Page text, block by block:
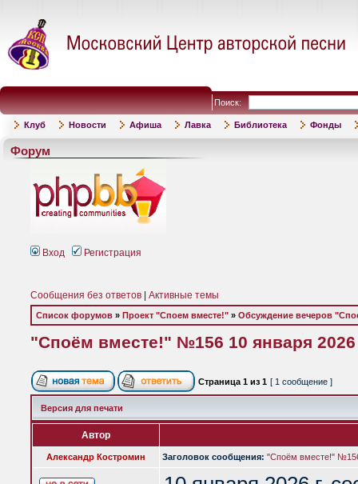
Поиск:
Клуб Новости Афиша Лавка Библиотека Фонды
Форум
Вход Регистрация
Сообщения без ответов Активные темы
Список форумов » Проект "Споем вместе!" » Обсуждение вечеров
"Споём вместе!" №156 10 января 2026
Страница 1 из 1 [ 1 сообщение ]
Версия для печати
Автор
Александр Костромин Заголовок сообщения: "Споём вместе!"